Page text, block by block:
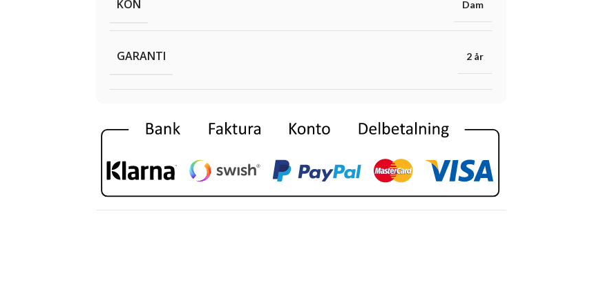
KÖN Dam
GARANTI 2 år